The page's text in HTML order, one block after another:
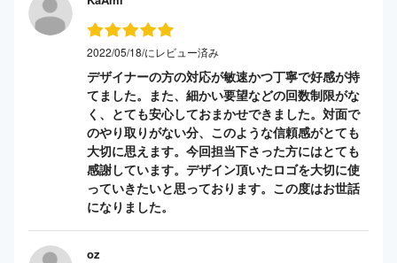
2022/05/18/にレビュー済み
デザイナーの方の対応が敏速かつ丁寧で好感が持
てました。また、細かい要望などの回数制限がな
く、とても安心しておまかせできました。対面で
のやり取りがない分、このような信頼感がとても
大切に思えます。今回担当下さった方にはとても
感謝しています。デザイン頂いたロゴを大切に使
っていきたいと思っております。この度はお世話
になりました。
oz